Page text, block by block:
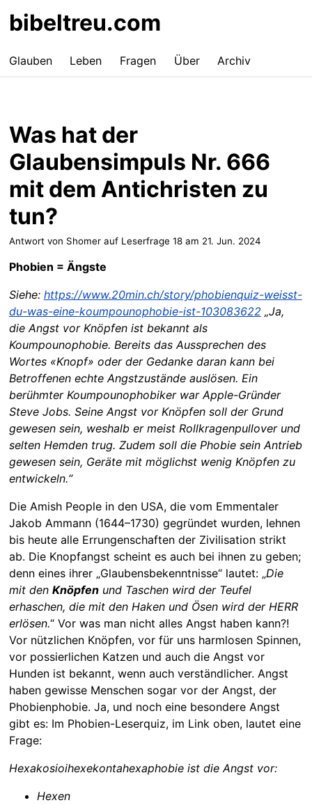
bibeltreu.com
Glauben Leben Fragen Über Archiv
Was hat der
Glaubensimpuls Nr. 666
mit dem Antichristen zu
tun?
Antwort von Shomer auf Leserfrage 18 am 21. Jun. 2024
Phobien = Ängste
Siehe: https://www.20min.ch/story/phobienquiz-weisst-
du-was-eine-koumpounophobie-ist-103083622 „Ja,
die Angst vor Knöpfen ist bekannt als
Koumpounophobie. Bereits das Aussprechen des
Wortes «Knopf» oder der Gedanke daran kann bei
Betroffenen echte Angstzustände auslösen. Ein
berühmter Koumpounophobiker war Apple-Gründer
Steve Jobs. Seine Angst vor Knöpfen soll der Grund
gewesen sein, weshalb er meist Rollkragenpullover und
selten Hemden trug. Zudem soll die Phobie sein Antrieb
gewesen sein, Geräte mit möglichst wenig Knöpfen zu
entwickeln.“
Die Amish People in den USA, die vom Emmentaler
Jakob Ammann (1644–1730) gegründet wurden, lehnen
bis heute alle Errungenschaften der Zivilisation strikt
ab. Die Knopfangst scheint es auch bei ihnen zu geben;
denn eines ihrer „Glaubensbekenntnisse“ lautet: „Die
mit den Knöpfenund Taschen wird der Teufel
erhaschen, die mit den Haken und Ösen wird der HERR
erlösen.“ Vor was man nicht alles Angst haben kann?!
Vor nützlichen Knöpfen, vor für uns harmlosen Spinnen,
vor possierlichen Katzen und auch die Angst vor
Hunden ist bekannt, wenn auch verständlicher. Angst
haben gewisse Menschen sogar vor der Angst, der
Phobienphobie. Ja, und noch eine besondere Angst
gibt es: Im Phobien-Leserquiz, im Link oben, lautet eine
Frage:
Hexakosioihexekontahexaphobie ist die Angst vor:
Hexen